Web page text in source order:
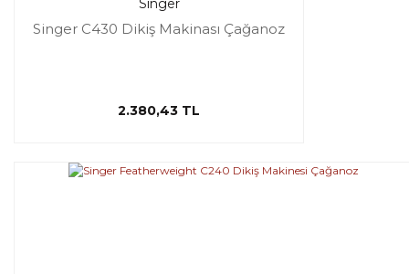
Singer
Singer C430 Dikiş Makinası Çağanoz
2.380,43 TL